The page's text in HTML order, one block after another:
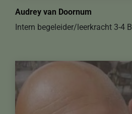
Audrey van Doornum
Intern begeleider/leerkracht 3-4 B